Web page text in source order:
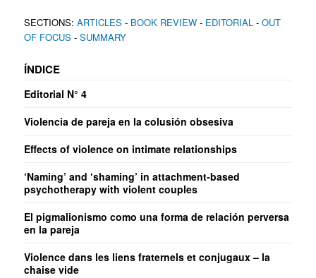
SECTIONS: ARTICLES - BOOK REVIEW- EDITORIAL - OUT
OF FOCUS - SUMMARY
ÍNDICE
Editorial N° 4
Violencia de pareja en la colusión obsesiva
Effects of violence on intimate relationships
‘Naming’ and ‘shaming’ in attachment-based
psychotherapy with violent couples
El pigmalionismo como una forma de relación perversa
en la pareja
Violence dans les liens fraternels et conjugaux – la
chaise vide